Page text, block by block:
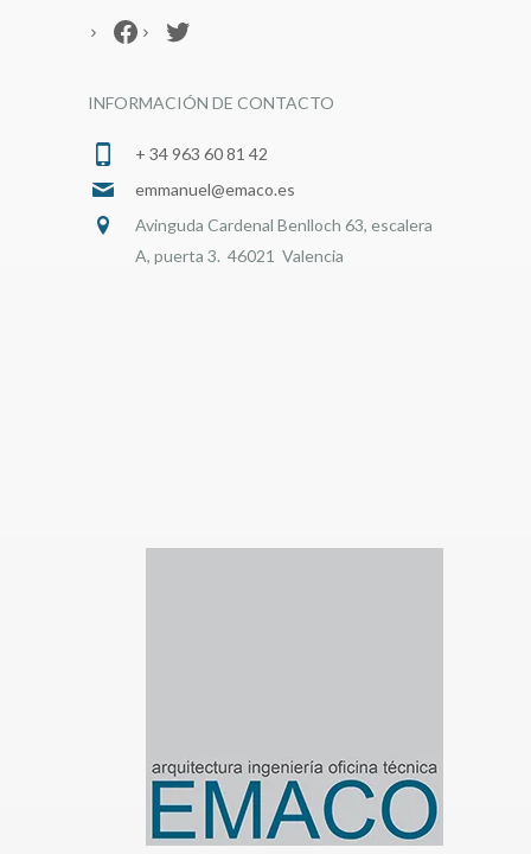
Facebook
Twitter
INFORMACIÓN DE CONTACTO
+ 34 963 60 81 42
emmanuel@emaco.es
Avinguda Cardenal Benlloch 63, escalera
A, puerta 3. 46021 Valencia